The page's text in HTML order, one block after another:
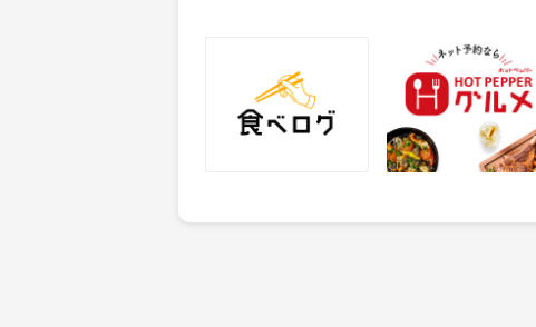
ポイント
獲得条件：サービス予約・
ホットペッパーグルメ
50 ポイント
獲得条件：店舗への来店